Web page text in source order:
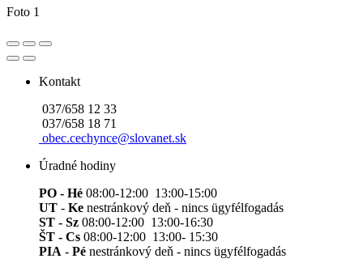
Foto 1
Kontakt
037/658 12 33
037/658 18 71
obec.cechynce@slovanet.sk
Úradné hodiny
PO - Hé 08:00-12:00 13:00-15:00
UT - Ke nestránkový deň - nincs ügyfélfogadás
ST - Sz 08:00-12:00 13:00-16:30
ŠT - Cs 08:00-12:00 13:00- 15:30
PIA - Pé nestránkový deň - nincs ügyfélfogadás